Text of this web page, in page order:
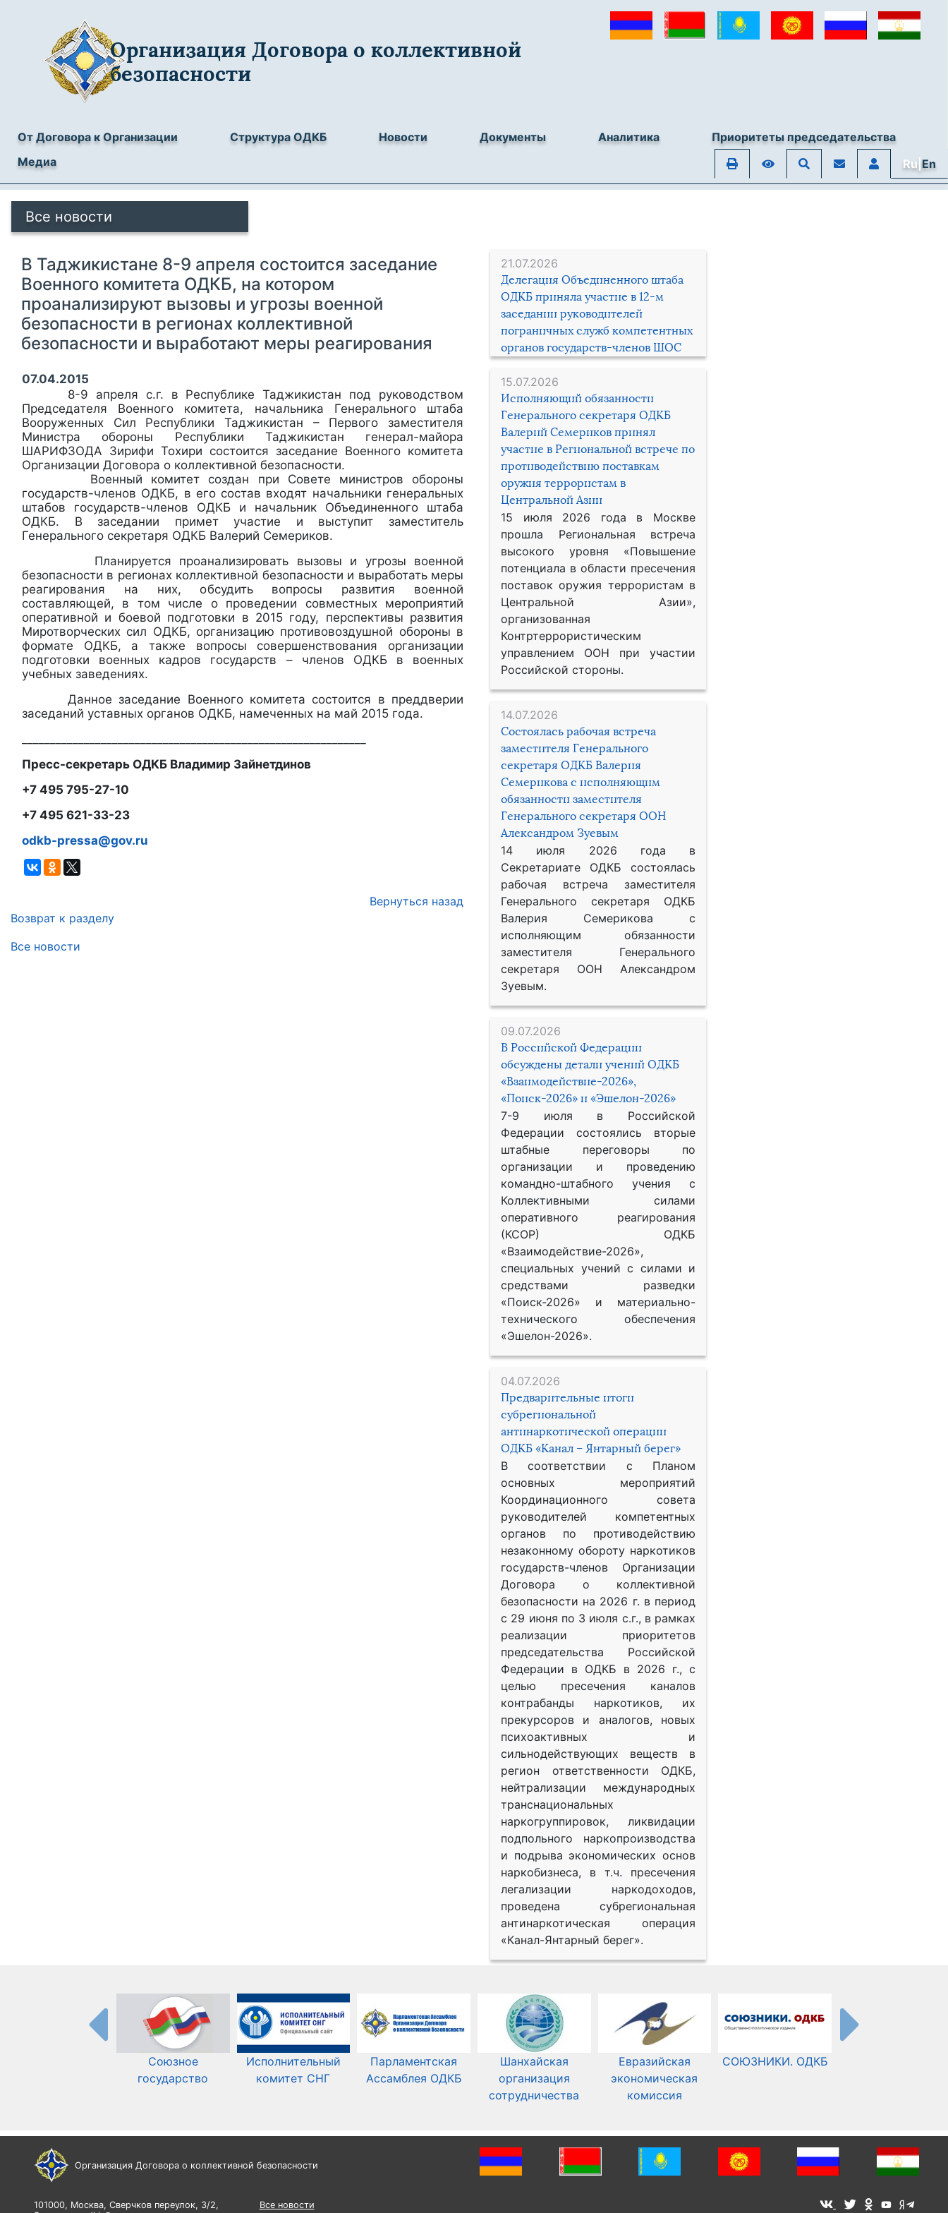
Организация Договора о коллективной
безопасности
От Договора к Организации Структура ОДКБ Новости Документы Аналитика
Приоритеты председательства
Медиа
Ru|En
Все новости
21.07.2026
Делегация Объединенного штаба
ОДКБ приняла участие в 12-м
заседании руководителей
пограничных служб компетентных
органов государств-членов ШОС
15.07.2026
Исполняющий обязанности
Генерального секретаря ОДКБ
Валерий Семериков принял
участие в Региональной встрече по
противодействию поставкам
оружия террористам в
Центральной Азии
15 июля 2026 года в Москве
прошла Региональная встреча
высокого уровня «Повышение
потенциала в области пресечения
поставок оружия террористам в
Центральной Азии»,
организованная
Контртеррористическим
управлением ООН при участии
Российской стороны.
14.07.2026
Состоялась рабочая встреча
заместителя Генерального
секретаря ОДКБ Валерия
Семерикова с исполняющим
обязанности заместителя
Генерального секретаря ООН
Александром Зуевым
14 июля 2026 года в
Секретариате ОДКБ состоялась
рабочая встреча заместителя
Генерального секретаря ОДКБ
Валерия Семерикова с
исполняющим обязанности
заместителя Генерального
секретаря ООН Александром
Зуевым.
09.07.2026
В Российской Федерации
обсуждены детали учений ОДКБ
«Взаимодействие-2026»,
«Поиск-2026» и «Эшелон-2026»
7-9 июля в Российской
Федерации состоялись вторые
штабные переговоры по
организации и проведению
командно-штабного учения с
Коллективными силами
оперативного реагирования
(КСОР) ОДКБ
«Взаимодействие-2026»,
специальных учений с силами и
средствами разведки
«Поиск-2026» и материально-
технического обеспечения
«Эшелон-2026».
04.07.2026
Предварительные итоги
субрегиональной
антинаркотической операции
ОДКБ «Канал – Янтарный берег»
В соответствии с Планом
основных мероприятий
Координационного совета
руководителей компетентных
органов по противодействию
незаконному обороту наркотиков
государств-членов Организации
Договора о коллективной
безопасности на 2026 г. в период
с 29 июня по 3 июля с.г., в рамках
реализации приоритетов
председательства Российской
Федерации в ОДКБ в 2026 г., с
целью пресечения каналов
контрабанды наркотиков, их
прекурсоров и аналогов, новых
психоактивных и
сильнодействующих веществ в
регион ответственности ОДКБ,
нейтрализации международных
транснациональных
наркогруппировок, ликвидации
подпольного наркопроизводства
и подрыва экономических основ
наркобизнеса, в т.ч. пресечения
легализации наркодоходов,
проведена субрегиональная
антинаркотическая операция
«Канал-Янтарный берег».
В Таджикистане 8-9 апреля состоится заседание
Военного комитета ОДКБ, на котором
проанализируют вызовы и угрозы военной
безопасности в регионах коллективной
безопасности и выработают меры реагирования
07.04.2015
8-9 апреля с.г. в Республике Таджикистан под руководством
Председателя Военного комитета, начальника Генерального штаба
Вооруженных Сил Республики Таджикистан – Первого заместителя
Министра обороны Республики Таджикистан генерал-майора
ШАРИФЗОДА Зирифи Тохири состоится заседание Военного комитета
Организации Договора о коллективной безопасности.
Военный комитет создан при Совете министров обороны
государств-членов ОДКБ, в его состав входят начальники генеральных
штабов государств-членов ОДКБ и начальник Объединенного штаба
ОДКБ. В заседании примет участие и выступит заместитель
Генерального секретаря ОДКБ Валерий Семериков.
Планируется проанализировать вызовы и угрозы военной
безопасности в регионах коллективной безопасности и выработать меры
реагирования на них, обсудить вопросы развития военной
составляющей, в том числе о проведении совместных мероприятий
оперативной и боевой подготовки в 2015 году, перспективы развития
Миротворческих сил ОДКБ, организацию противовоздушной обороны в
формате ОДКБ, а также вопросы совершенствования организации
подготовки военных кадров государств – членов ОДКБ в военных
учебных заведениях.
Данное заседание Военного комитета состоится в преддверии
заседаний уставных органов ОДКБ, намеченных на май 2015 года.
Пресс-секретарь ОДКБ Владимир Зайнетдинов
+7 495 795-27-10
+7 495 621-33-23
odkb-pressa@gov.ru
Вернуться назад
Возврат к разделу
Все новости
Союзное
государство
Исполнительный
комитет СНГ
Парламентская
Ассамблея ОДКБ
Шанхайская
организация
сотрудничества
Евразийская
экономическая
комиссия
СОЮЗНИКИ. ОДКБ
Организация Договора о коллективной безопасности
101000, Москва, Сверчков переулок, 3/2,
Все новости